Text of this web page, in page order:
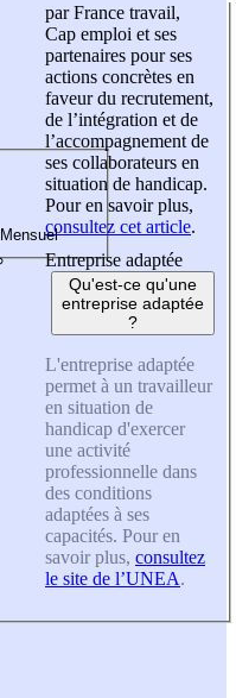
par France travail,
Cap emploi et ses
partenaires pour ses
actions concrètes en
faveur du recrutement,
de l’intégration et de
l’accompagnement de
ses collaborateurs en
situation de handicap.
Pour en savoir plus,
consultez cet article.
Entreprise adaptée
Qu'est-ce qu'une
entreprise adaptée
?
L'entreprise adaptée
permet à un travailleur
en situation de
handicap d'exercer
une activité
professionnelle dans
des conditions
adaptées à ses
capacités. Pour en
savoir plus, consultez
le site de l’UNEA.